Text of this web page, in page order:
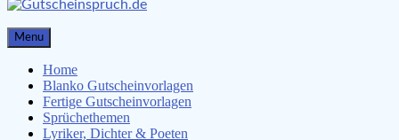
Gutscheinspruch.de
Gutscheinsprüche & Gutscheinvorlagen finden
Menu
Home
Blanko Gutscheinvorlagen
Fertige Gutscheinvorlagen
Sprüchethemen
Lyriker, Dichter & Poeten